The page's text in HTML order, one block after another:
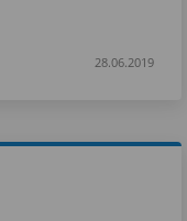
28.06.2019